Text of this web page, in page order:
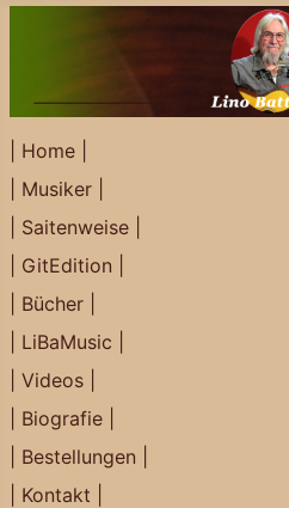
| Home |
| Musiker |
| Saitenweise |
| GitEdition |
| Bücher |
| LiBaMusic |
| Videos |
| Biografie |
| Bestellungen |
| Kontakt |